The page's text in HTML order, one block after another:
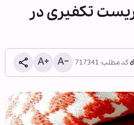
تکفیری در
کد مطلب: 717341